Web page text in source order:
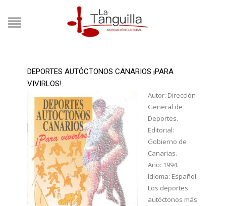
DEPORTES AUTÓCTONOS CANARIOS ¡PARA
VIVIRLOS!
Autor: Dirección
General de
Deportes.
Editorial:
Gobierno de
Canarias.
Año: 1994.
Idioma: Español.
Los deportes
autóctonos más